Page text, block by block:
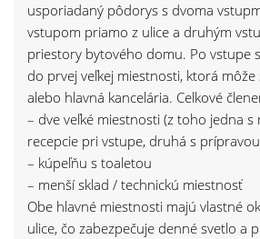
usporiadaný pôdorys s dvoma
vstupom priamo z ulice a druhým
priestory bytového domu. Po vstupe
do prvej veľkej miestnosti, ktorá môže
alebo hlavná kancelária. Celkové
– dve veľké miestnosti (z toho jedna
recepcie pri vstupe, druhá s
– kúpeľňu s toaletou
– menší sklad / technickú miestnosť
Obe hlavné miestnosti majú vlastné
ulice, čo zabezpečuje denné svetlo a